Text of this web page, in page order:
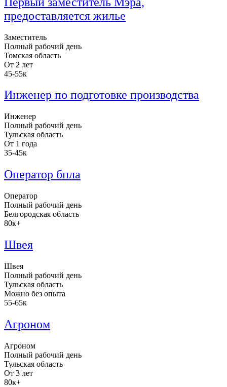
предоставляется жилье
Заместитель
Полный рабочий день
Томская область
От 2 лет
45-55к
Инженер по подготовке производства
Инженер
Полный рабочий день
Тульская область
От 1 года
35-45к
Оператор бпла
Оператор
Полный рабочий день
Белгородская область
80к+
Швея
Швея
Полный рабочий день
Тульская область
Можно без опыта
55-65к
Агроном
Агроном
Полный рабочий день
Тульская область
От 3 лет
80к+